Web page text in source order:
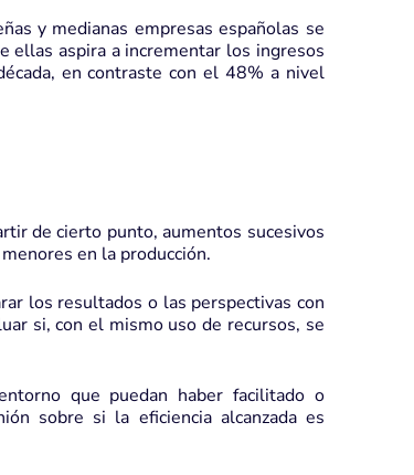
y medianas empresas españolas se
ellas aspira a incrementar los ingresos
en contraste con el 48% a nivel
de cierto punto, aumentos sucesivos
en la producción.
los resultados o las perspectivas con
si, con el mismo uso de recursos, se
que puedan haber facilitado o
sobre si la eficiencia alcanzada es